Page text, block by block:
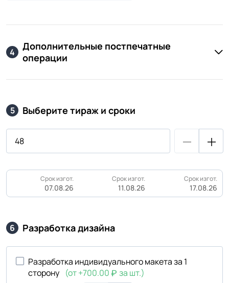
4
Дополнительные постпечатные
операции
5 Выберите тираж и сроки
Срок изгот.
07.08.26
Срок изгот.
11.08.26
Срок изгот.
17.08.26
6 Разработка дизайна
Разработка индивидуального макета за 1
сторону (от +700.00
за шт.)